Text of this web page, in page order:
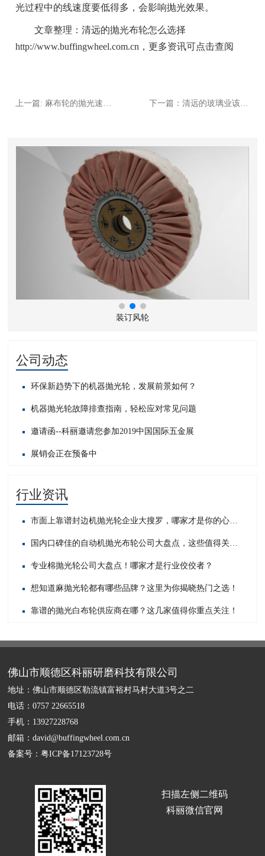
光过程中的线速度要低得多，会影响抛光效果。
文章整理：清远的抛光布轮怎么选择
http://www.buffingwheel.com.cn，更多资讯可点击查阅
装订风轮
公司动态
环保新趋势下的机器抛光轮，发展前景如何？
机器抛光轮故障排查指南，轻松应对常见问题​
邀请函--科丽邀请您参加2019中国国际五金展
展销会正在预备中
行业资讯
专业棉抛光轮公司大盘点！哪家才是行业佼佼者？
想知道麻抛光轮都有哪些品牌？这里为你揭晓热门之选！
靠谱的抛光白布轮供应商在哪？这几家值得你重点关注！
佛山市顺德区科丽研磨科技有限公司
地址：佛山市顺德区勒流镇富裕村马村大道3号之二
电话：0757 22665518
手机：13927228768
邮箱：david@buffingwheel.com.cn
备案号：粤ICP备17123728号
扫描左侧二维码
科丽微信官网